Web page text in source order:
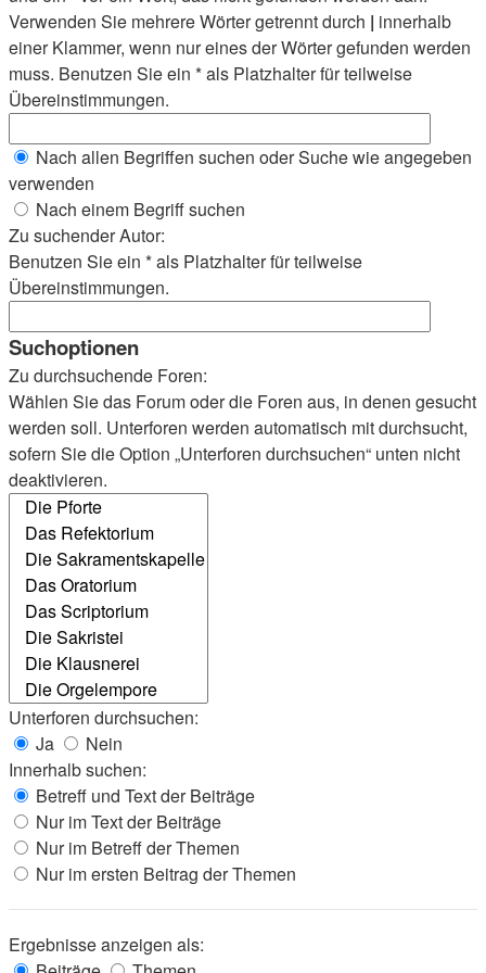
Verwenden Sie mehrere Wörter getrennt durch | innerhalb
einer Klammer, wenn nur eines der Wörter gefunden werden
muss. Benutzen Sie ein * als Platzhalter für teilweise
Übereinstimmungen.
Nach allen Begriffen suchen oder Suche wie angegeben
verwenden
Nach einem Begriff suchen
Zu suchender Autor:
Benutzen Sie ein * als Platzhalter für teilweise
Übereinstimmungen.
Suchoptionen
Zu durchsuchende Foren:
Wählen Sie das Forum oder die Foren aus, in denen gesucht
werden soll. Unterforen werden automatisch mit durchsucht,
sofern Sie die Option „Unterforen durchsuchen“ unten nicht
deaktivieren.
Unterforen durchsuchen:
Ja
Nein
Innerhalb suchen:
Betreff und Text der Beiträge
Nur im Text der Beiträge
Nur im Betreff der Themen
Nur im ersten Beitrag der Themen
Ergebnisse anzeigen als: